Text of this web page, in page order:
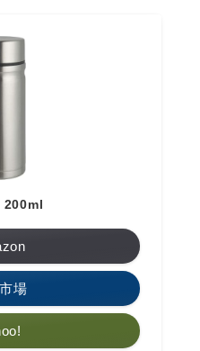
200ml
場